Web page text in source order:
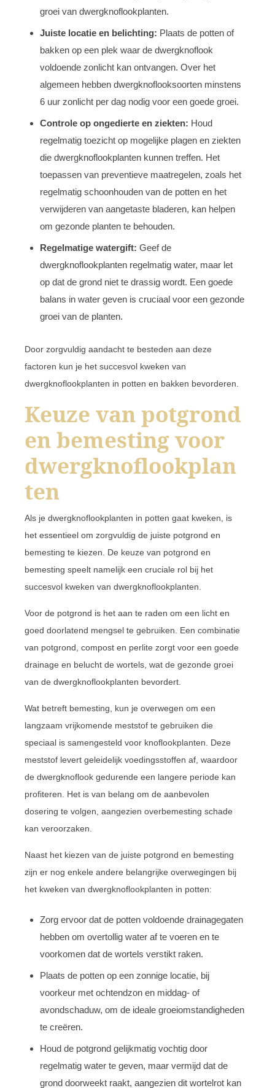
groei van dwergknoflookplanten.
Juiste locatie en belichting: Plaats de potten of
bakken op een plek waar de dwergknoflook
voldoende zonlicht kan ontvangen. Over het
algemeen hebben dwergknoflooksoorten minstens
6 uur zonlicht per dag nodig voor een goede groei.
Controle op ongedierte en ziekten: Houd
regelmatig toezicht op mogelijke plagen en ziekten
die dwergknoflookplanten kunnen treffen. Het
toepassen van preventieve maatregelen, zoals het
regelmatig schoonhouden van de potten en het
verwijderen van aangetaste bladeren, kan helpen
om gezonde planten te behouden.
Regelmatige watergift: Geef de
dwergknoflookplanten regelmatig water, maar let
op dat de grond niet te drassig wordt. Een goede
balans in water geven is cruciaal voor een gezonde
groei van de planten.
Door zorgvuldig aandacht te besteden aan deze
factoren kun je het succesvol kweken van
dwergknoflookplanten in potten en bakken bevorderen.
Keuze van potgrond
en bemesting voor
dwergknoflookplan
ten
Als je dwergknoflookplanten in potten gaat kweken, is
het essentieel om zorgvuldig de juiste potgrond en
bemesting te kiezen. De keuze van potgrond en
bemesting speelt namelijk een cruciale rol bij het
succesvol kweken van dwergknoflookplanten.
Voor de potgrond is het aan te raden om een licht en
goed doorlatend mengsel te gebruiken. Een combinatie
van potgrond, compost en perlite zorgt voor een goede
drainage en belucht de wortels, wat de gezonde groei
van de dwergknoflookplanten bevordert.
Wat betreft bemesting, kun je overwegen om een
langzaam vrijkomende meststof te gebruiken die
speciaal is samengesteld voor knoflookplanten. Deze
meststof levert geleidelijk voedingsstoffen af, waardoor
de dwergknoflook gedurende een langere periode kan
profiteren. Het is van belang om de aanbevolen
dosering te volgen, aangezien overbemesting schade
kan veroorzaken.
Naast het kiezen van de juiste potgrond en bemesting
zijn er nog enkele andere belangrijke overwegingen bij
het kweken van dwergknoflookplanten in potten:
Zorg ervoor dat de potten voldoende drainagegaten
hebben om overtollig water af te voeren en te
voorkomen dat de wortels verstikt raken.
Plaats de potten op een zonnige locatie, bij
voorkeur met ochtendzon en middag- of
avondschaduw, om de ideale groeiomstandigheden
te creëren.
Houd de potgrond gelijkmatig vochtig door
regelmatig water te geven, maar vermijd dat de
grond doorweekt raakt, aangezien dit wortelrot kan